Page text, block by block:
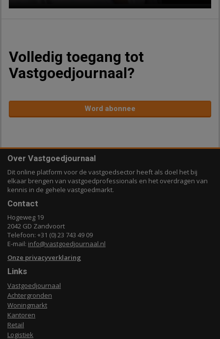
Volledig toegang tot
Vastgoedjournaal?
Word abonnee
Over Vastgoedjournaal
Dit online platform voor de vastgoedsector heeft als doel het bij
elkaar brengen van vastgoedprofessionals en het overdragen van
kennis in de gehele vastgoedmarkt.
Contact
Hogeweg 19
2042 GD Zandvoort
Telefoon: +31 (0) 23 743 49 09
E-mail: info@vastgoedjournaal.nl
Onze privacyverklaring
Links
Vastgoedjournaal
Achtergronden
Woningmarkt
Kantoren
Retail
Logistiek